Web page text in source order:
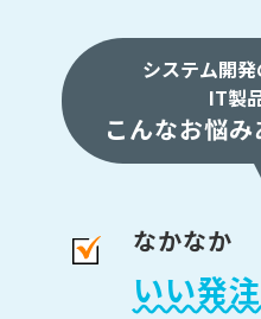
システム開発
IT製
こんなお悩
なかなか
いい発